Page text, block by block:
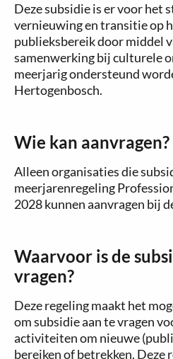
Deze subsidie is er voor het
vernieuwing en transitie op
publieksbereik door middel
samenwerking bij culturele
meerjarig ondersteund
Hertogenbosch.
Wie kan aanvragen?
Alleen organisaties die
meerjarenregeling
2028 kunnen aanvragen bij
Waarvoor is de
vragen?
Deze regeling maakt het
om subsidie aan te vragen
activiteiten om nieuwe
bereiken of betrekken. Deze